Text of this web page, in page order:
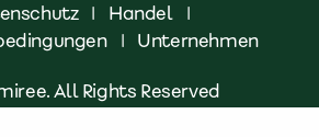
| Handel
|
| Unternehmen
All Rights Reserved